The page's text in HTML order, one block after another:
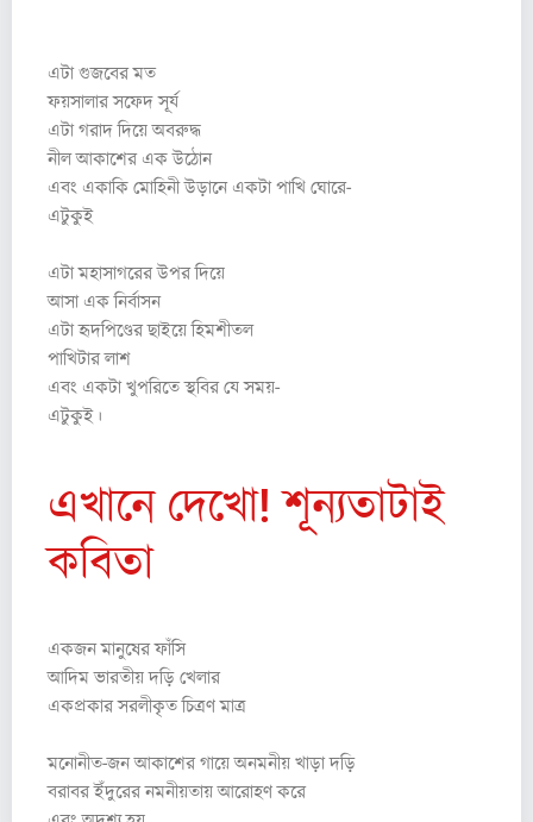
এটা গুজবের মত
ফয়সালার সফেদ সূর্য
এটা গরাদ দিয়ে অবরুদ্ধ
নীল আকাশের এক উঠোন
এবং একাকি মোহিনী উড়ানে একটা পাখি ঘোরে-
এটুকুই
এটা মহাসাগরের উপর দিয়ে
আসা এক নির্বাসন
এটা হৃদপিণ্ডের ছাইয়ে হিমশীতল
পাখিটার লাশ
এবং একটা খুপরিতে স্থবির যে সময়-
এটুকুই।
এখানে দেখো! শূন্যতাটাই
কবিতা
একজন মানুষের ফাঁসি
আদিম ভারতীয় দড়ি খেলার
একপ্রকার সরলীকৃত চিত্রণ মাত্র
মনোনীত-জন আকাশের গায়ে অনমনীয় খাড়া দড়ি
বরাবর ইঁদুরের নমনীয়তায় আরোহণ করে